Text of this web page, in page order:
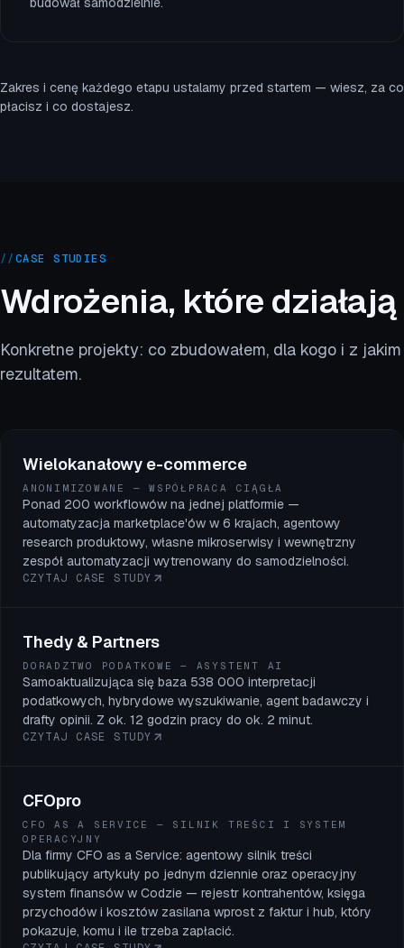
Zakres i cenę każdego etapu ustalamy przed startem — wiesz, za co
płacisz i co dostajesz.
//CASE STUDIES
Wdrożenia, które działają
Konkretne projekty: co zbudowałem, dla kogo i z jakim
rezultatem.
Wielokanałowy e-commerce
ANONIMIZOWANE — WSPÓŁPRACA CIĄGŁA
Ponad 200 workflowów na jednej platformie —
automatyzacja marketplace'ów w 6 krajach, agentowy
research produktowy, własne mikroserwisy i wewnętrzny
zespół automatyzacji wytrenowany do samodzielności.
CZYTAJ CASE STUDY
Thedy & Partners
DORADZTWO PODATKOWE — ASYSTENT AI
Samoaktualizująca się baza 538 000 interpretacji
podatkowych, hybrydowe wyszukiwanie, agent badawczy i
drafty opinii. Z ok. 12 godzin pracy do ok. 2 minut.
CZYTAJ CASE STUDY
CFOpro
CFO AS A SERVICE — SILNIK TREŚCI I SYSTEM
OPERACYJNY
Dla firmy CFO as a Service: agentowy silnik treści
publikujący artykuły po jednym dziennie oraz operacyjny
system finansów w Codzie — rejestr kontrahentów, księga
przychodów i kosztów zasilana wprost z faktur i hub, który
pokazuje, komu i ile trzeba zapłacić.